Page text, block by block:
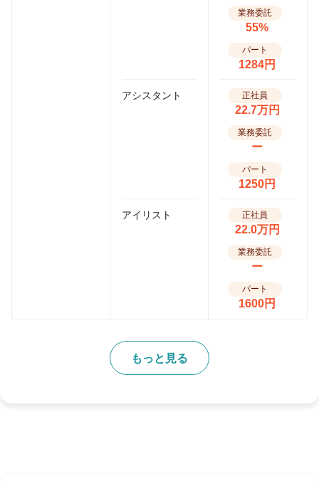
業務委託
55%
パート
1284円
アシスタント 正社員
22.7万円
業務委託
ー
パート
1250円
アイリスト 正社員
22.0万円
業務委託
ー
パート
1600円
もっと見る